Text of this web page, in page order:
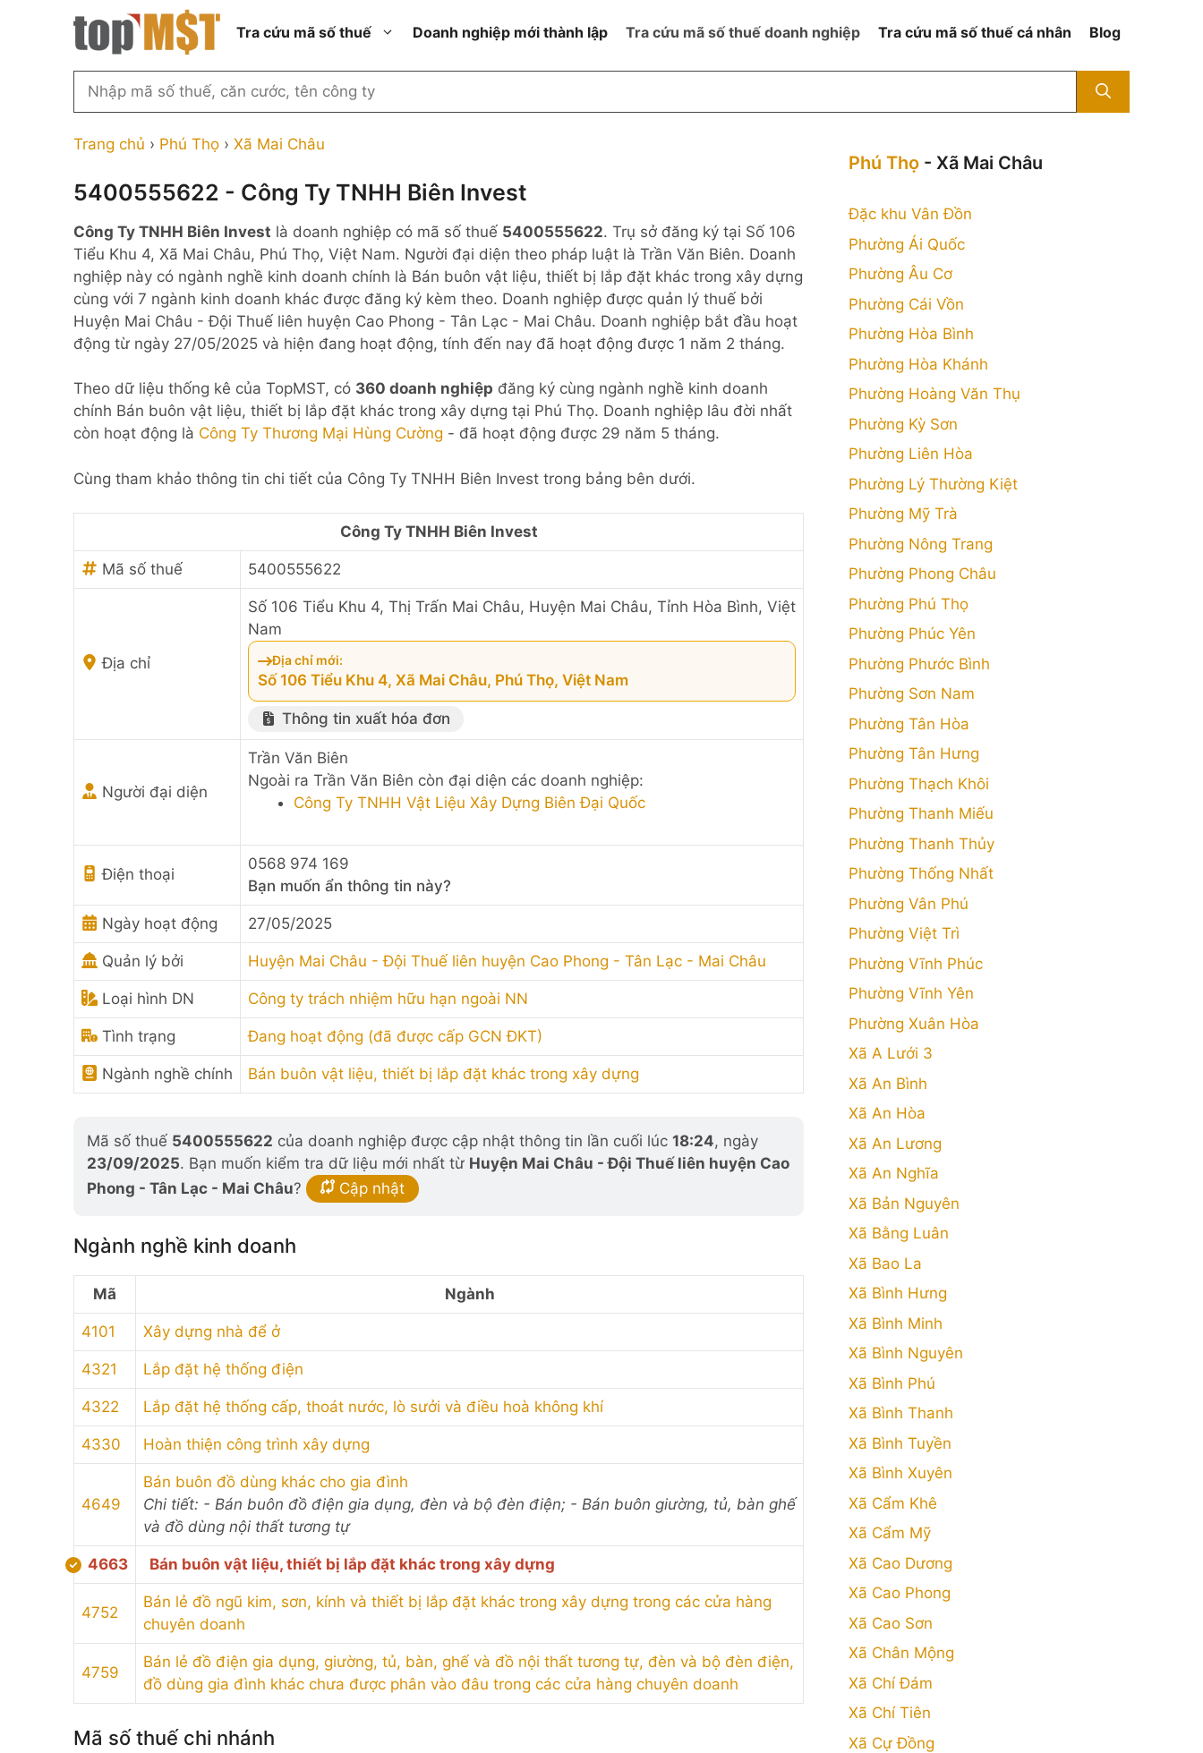
Tra cứu mã số thuế
Thành phố Hồ Chí Minh
Thành phố Hà Nội
Thành phố Đà Nẵng
Thành phố Hải Phòng
Thanh Hóa
Bắc Ninh
Nghệ An
Công ty cổ phần ngoài NN
Công ty hợp doanh
thành viên ngoài NN
thành viên trở lên ngoài NN
Công ty trách nhiệm hữu hạn
ngoài NN
Doanh nghiệp 100% vốn đầu tư
nước ngoài
Nhà nước
Ngừng hoạt động nhưng chưa
hoàn thành thủ tục đóng MST
Không hoạt động tại địa chỉ đã
đăng ký
Doanh nghiệp mới thành lập Tra cứu mã số thuế doanh nghiệp Tra cứu mã số thuế cá nhân Blog
Tìm
theo
công
người
đại
diện
hoặc
mã
số
...
Trang chủ › Phú Thọ › Xã Mai Châu
5400555622 - Công Ty TNHH Biên Invest
Công Ty TNHH Biên Invest là doanh nghiệp có mã số thuế 5400555622. Trụ sở đăng ký tại Số 106
Tiểu Khu 4, Xã Mai Châu, Phú Thọ, Việt Nam. Người đại diện theo pháp luật là Trần Văn Biên. Doanh
nghiệp này có ngành nghề kinh doanh chính là Bán buôn vật liệu, thiết bị lắp đặt khác trong xây dựng
cùng với 7 ngành kinh doanh khác được đăng ký kèm theo. Doanh nghiệp được quản lý thuế bởi
Huyện Mai Châu - Đội Thuế liên huyện Cao Phong - Tân Lạc - Mai Châu. Doanh nghiệp bắt đầu hoạt
động từ ngày 27/05/2025 và hiện đang hoạt động, tính đến nay đã hoạt động được 1 năm 2 tháng.
Theo dữ liệu thống kê của TopMST, có 360 doanh nghiệp đăng ký cùng ngành nghề kinh doanh
chính Bán buôn vật liệu, thiết bị lắp đặt khác trong xây dựng tại Phú Thọ. Doanh nghiệp lâu đời nhất
còn hoạt động là Công Ty Thương Mại Hùng Cường - đã hoạt động được 29 năm 5 tháng.
Cùng tham khảo thông tin chi tiết của Công Ty TNHH Biên Invest trong bảng bên dưới.
Công Ty TNHH Biên Invest
Mã số thuế 5400555622
Địa chỉ
Số 106 Tiểu Khu 4, Thị Trấn Mai Châu, Huyện Mai Châu, Tỉnh Hòa Bình, Việt
Nam
Địa chỉ mới:
Số 106 Tiểu Khu 4, Xã Mai Châu, Phú Thọ, Việt Nam
Thông tin xuất hóa đơn
Người đại diện
Trần Văn Biên
Ngoài ra Trần Văn Biên còn đại diện các doanh nghiệp:
Công Ty TNHH Vật Liệu Xây Dựng Biên Đại Quốc
Điện thoại
0568 974 169
Bạn muốn ẩn thông tin này?
Ngày hoạt động 27/05/2025
Quản lý bởi Huyện Mai Châu - Đội Thuế liên huyện Cao Phong - Tân Lạc - Mai Châu
Loại hình DN Công ty trách nhiệm hữu hạn ngoài NN
Tình trạng Đang hoạt động (đã được cấp GCN ĐKT)
Ngành nghề chính Bán buôn vật liệu, thiết bị lắp đặt khác trong xây dựng
Mã số thuế 5400555622 của doanh nghiệp được cập nhật thông tin lần cuối lúc 18:24, ngày
23/09/2025. Bạn muốn kiểm tra dữ liệu mới nhất từ Huyện Mai Châu - Đội Thuế liên huyện Cao
Phong - Tân Lạc - Mai Châu? Cập nhật
Ngành nghề kinh doanh
Mã Ngành
4101 Xây dựng nhà để ở
4321 Lắp đặt hệ thống điện
4322 Lắp đặt hệ thống cấp, thoát nước, lò sưởi và điều hoà không khí
4330 Hoàn thiện công trình xây dựng
4649
Bán buôn đồ dùng khác cho gia đình
Chi tiết: - Bán buôn đồ điện gia dụng, đèn và bộ đèn điện; - Bán buôn giường, tủ, bàn ghế
và đồ dùng nội thất tương tự
4663 Bán buôn vật liệu, thiết bị lắp đặt khác trong xây dựng
4752
Bán lẻ đồ ngũ kim, sơn, kính và thiết bị lắp đặt khác trong xây dựng trong các cửa hàng
chuyên doanh
4759
Bán lẻ đồ điện gia dụng, giường, tủ, bàn, ghế và đồ nội thất tương tự, đèn và bộ đèn điện,
đồ dùng gia đình khác chưa được phân vào đâu trong các cửa hàng chuyên doanh
Mã số thuế chi nhánh
Phú Thọ - Xã Mai Châu
Đặc khu Vân Đồn
Phường Ái Quốc
Phường Âu Cơ
Phường Cái Vồn
Phường Hòa Bình
Phường Hòa Khánh
Phường Hoàng Văn Thụ
Phường Kỳ Sơn
Phường Liên Hòa
Phường Lý Thường Kiệt
Phường Mỹ Trà
Phường Nông Trang
Phường Phong Châu
Phường Phú Thọ
Phường Phúc Yên
Phường Phước Bình
Phường Sơn Nam
Phường Tân Hòa
Phường Tân Hưng
Phường Thạch Khôi
Phường Thanh Miếu
Phường Thanh Thủy
Phường Thống Nhất
Phường Vân Phú
Phường Việt Trì
Phường Vĩnh Phúc
Phường Vĩnh Yên
Phường Xuân Hòa
Xã A Lưới 3
Xã An Bình
Xã An Hòa
Xã An Lương
Xã An Nghĩa
Xã Bản Nguyên
Xã Bằng Luân
Xã Bao La
Xã Bình Hưng
Xã Bình Minh
Xã Bình Nguyên
Xã Bình Phú
Xã Bình Thanh
Xã Bình Tuyền
Xã Bình Xuyên
Xã Cẩm Khê
Xã Cẩm Mỹ
Xã Cao Dương
Xã Cao Phong
Xã Cao Sơn
Xã Chân Mộng
Xã Chí Đám
Xã Chí Tiên
Xã Cự Đồng